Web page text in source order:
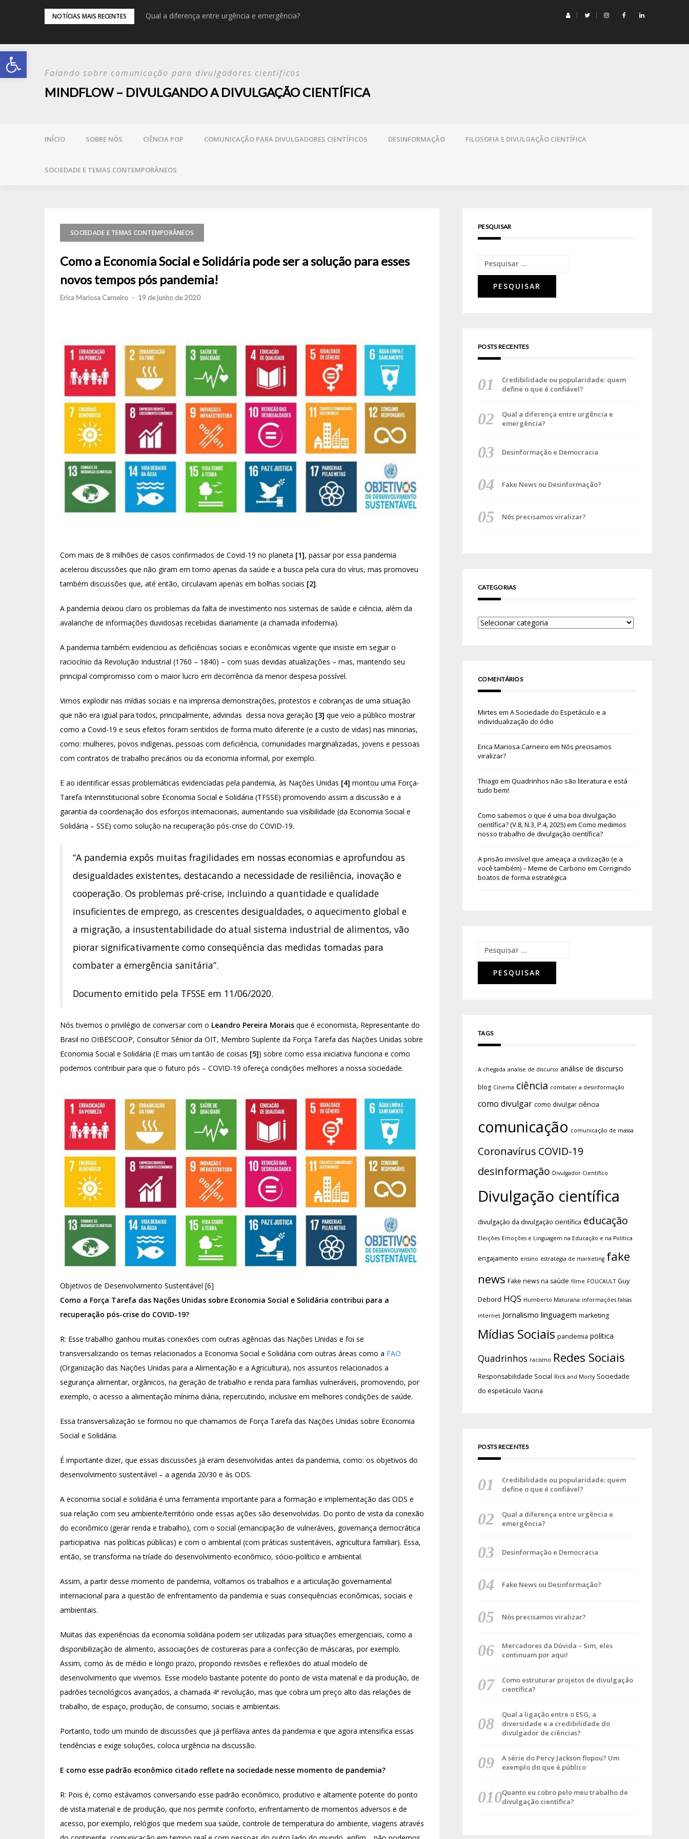
Abrir a barra de ferramentas
NOTÍCIAS MAIS RECENTES
o que é confiável? Qual a diferença entre urgência e emergência?
Falando sobre comunicação para divulgadores científicos
MINDFLOW – DIVULGANDO A DIVULGAÇÃO CIENTÍFICA
INÍCIO SOBRE NÓS CIÊNCIA POP COMUNICAÇÃO PARA DIVULGADORES CIENTÍFICOS DESINFORMAÇÃO FILOSOFIA E DIVULGAÇÃO CIENTÍFICA
SOCIEDADE E TEMAS CONTEMPORÂNEOS
SOCIEDADE E TEMAS CONTEMPORÂNEOS
Como a Economia Social e Solidária pode ser a solução para esses
novos tempos pós pandemia!
Erica Mariosa Carneiro - 19 de junho de 2020
Com mais de 8 milhões de casos confirmados de Covid-19 no planeta [1], passar por essa pandemia
acelerou discussões que não giram em torno apenas da saúde e a busca pela cura do vírus, mas promoveu
também discussões que, até então, circulavam apenas em bolhas sociais [2].
A pandemia deixou claro os problemas da falta de investimento nos sistemas de saúde e ciência, além da
avalanche de informações duvidosas recebidas diariamente (a chamada infodemia).
A pandemia também evidenciou as deficiências sociais e econômicas vigente que insiste em seguir o
raciocínio da Revolução Industrial (1760 – 1840) – com suas devidas atualizações – mas, mantendo seu
principal compromisso com o maior lucro em decorrência da menor despesa possível.
Vimos explodir nas mídias sociais e na imprensa demonstrações, protestos e cobranças de uma situação
que não era igual para todos, principalmente, advindas dessa nova geração [3] que veio a público mostrar
como a Covid-19 e seus efeitos foram sentidos de forma muito diferente (e a custo de vidas) nas minorias,
como: mulheres, povos indígenas, pessoas com deficiência, comunidades marginalizadas, jovens e pessoas
com contratos de trabalho precários ou da economia informal, por exemplo.
E ao identificar essas problemáticas evidenciadas pela pandemia, às Nações Unidas [4] montou uma Força-
Tarefa Interinstitucional sobre Economia Social e Solidária (TFSSE) promovendo assim a discussão e a
garantia da coordenação dos esforços internacionais, aumentando sua visibilidade (da Economia Social e
Solidária – SSE) como solução na recuperação pós-crise do COVID-19.
“A pandemia expôs muitas fragilidades em nossas economias e aprofundou as
desigualdades existentes, destacando a necessidade de resiliência, inovação e
cooperação. Os problemas pré-crise, incluindo a quantidade e qualidade
insuficientes de emprego, as crescentes desigualdades, o aquecimento global e
a migração, a insustentabilidade do atual sistema industrial de alimentos, vão
piorar significativamente como conseqüência das medidas tomadas para
combater a emergência sanitária”.
Documento emitido pela TFSSE em 11/06/2020.
Nós tivemos o privilégio de conversar com o Leandro Pereira Morais que é economista, Representante do
Brasil no OIBESCOOP, Consultor Sênior da OIT, Membro Suplente da Força Tarefa das Nações Unidas sobre
Economia Social e Solidária (E mais um tantão de coisas [5]) sobre como essa iniciativa funciona e como
podemos contribuir para que o futuro pós – COVID-19 ofereça condições melhores a nossa sociedade.
Objetivos de Desenvolvimento Sustentável [6]
Como a Força Tarefa das Nações Unidas sobre Economia Social e Solidária contribui para a
recuperação pós-crise do COVID-19?
R: Esse trabalho ganhou muitas conexões com outras agências das Nações Unidas e foi se
transversalizando os temas relacionados a Economia Social e Solidária com outras áreas como a FAO
(Organização das Nações Unidas para a Alimentação e a Agricultura), nos assuntos relacionados a
segurança alimentar, orgânicos, na geração de trabalho e renda para famílias vulneráveis, promovendo, por
exemplo, o acesso a alimentação mínima diária, repercutindo, inclusive em melhores condições de saúde.
Essa transversalização se formou no que chamamos de Força Tarefa das Nações Unidas sobre Economia
Social e Solidária.
É importante dizer, que essas discussões já eram desenvolvidas antes da pandemia, como: os objetivos do
desenvolvimento sustentável – a agenda 20/30 e às ODS.
A economia social e solidária é uma ferramenta importante para a formação e implementação das ODS e
sua relação com seu ambiente/território onde essas ações são desenvolvidas. Do ponto de vista da conexão
do econômico (gerar renda e trabalho), com o social (emancipação de vulneráveis, governança democrática
participativa nas políticas públicas) e com o ambiental (com práticas sustentáveis, agricultura familiar). Essa,
então, se transforma na tríade do desenvolvimento econômico, sócio-político e ambiental.
Assim, a partir desse momento de pandemia, voltamos os trabalhos e a articulação governamental
internacional para a questão de enfrentamento da pandemia e suas consequências econômicas, sociais e
ambientais.
Muitas das experiências da economia solidária podem ser utilizadas para situações emergenciais, como a
disponibilização de alimento, associações de costureiras para a confecção de máscaras, por exemplo.
Assim, como às de médio e longo prazo, propondo revisões e reflexões do atual modelo de
desenvolvimento que vivemos. Esse modelo bastante potente do ponto de vista material e da produção, de
padrões tecnológicos avançados, a chamada 4ª revolução, mas que cobra um preço alto das relações de
trabalho, de espaço, produção, de consumo, sociais e ambientais.
Portanto, todo um mundo de discussões que já perfilava antes da pandemia e que agora intensifica essas
tendências e exige soluções, coloca urgência na discussão.
E como esse padrão econômico citado reflete na sociedade nesse momento de pandemia?
R: Pois é, como estávamos conversando esse padrão econômico, produtivo e altamente potente do ponto
de vista material e de produção, que nos permite conforto, enfrentamento de momentos adversos e de
acesso, por exemplo, relógios que medem sua saúde, controle de temperatura do ambiente, viagens através
PESQUISAR
POSTS RECENTES
Credibilidade ou popularidade: quem
define o que é confiável?
Qual a diferença entre urgência e
emergência?
Desinformação e Democracia
Fake News ou Desinformação?
Nós precisamos viralizar?
CATEGORIAS
COMENTÁRIOS
Mirtes em A Sociedade do Espetáculo e a
individualização do ódio
Erica Mariosa Carneiro em Nós precisamos
viralizar?
Thiago em Quadrinhos não são literatura e está
tudo bem!
Como sabemos o que é uma boa divulgação
científica? (V.8, N.3, P.4, 2025)em Como medimos
nosso trabalho de divulgação científica?
A prisão invisível que ameaça a civilização (e a
você também) – Meme de Carbono em Corrigindo
boatos de forma estratégica
TAGS
A chegada analise de discurso análise de discurso
blog Cinema ciência combater a desinformação
como divulgar como divulgar ciência
comunicação comunicação de massa
Coronavírus COVID-19
desinformação Divulgador Científico
Divulgação científica
divulgação da divulgação científica educação
Eleições Emoções e Linguagem na Educação e na Política
engajamento ensino estratégia de marketing fake
news Fake news na saúde filme FOUCAULT Guy
Debord HQS Humberto Maturana informações falsas
internet Jornalismo linguagem marketing
Mídias Sociais pandemia política
Quadrinhos racismo Redes Sociais
Responsabilidade Social Rick and Morty Sociedade
do espetáculo Vacina
POSTS RECENTES
Credibilidade ou popularidade: quem
define o que é confiável?
Qual a diferença entre urgência e
emergência?
Desinformação e Democracia
Fake News ou Desinformação?
Nós precisamos viralizar?
Mercadores da Dúvida – Sim, eles
continuam por aqui!
Como estruturar projetos de divulgação
científica?
Qual a ligação entre o ESG, a
diversidade e a credibilidade do
divulgador de ciências?
A série do Percy Jackson flopou? Um
exemplo do que é público
Quanto eu cobro pelo meu trabalho de
divulgação científica?